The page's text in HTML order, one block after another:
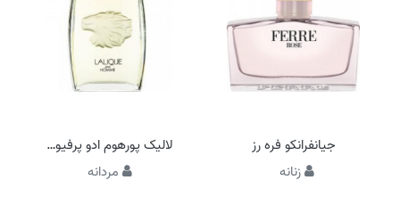
جیانفرانکو فره رز
زنانه
لالیک پورهوم ادو پرفیوم (لالیک شیر)
مردانه